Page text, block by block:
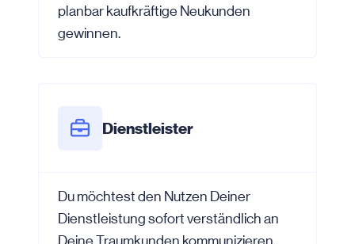
planbar kaufkräftige Neukunden
gewinnen.
Dienstleister
Du möchtest den Nutzen Deiner
Dienstleistung sofort verständlich an
Deine Traumkunden kommunizieren.